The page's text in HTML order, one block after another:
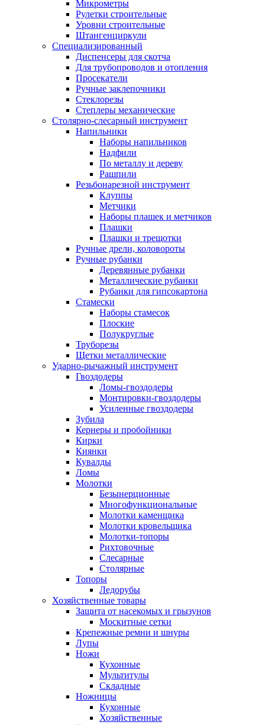
Микрометры
Рулетки строительные
Уровни строительные
Штангенциркули
Специализированный
Диспенсеры для скотча
Для трубопроводов и отопления
Просекатели
Ручные заклепочники
Стеклорезы
Степлеры механические
Столярно-слесарный инструмент
Напильники
Наборы напильников
Надфили
По металлу и дереву
Рашпили
Резьбонарезной инструмент
Клуппы
Метчики
Наборы плашек и метчиков
Плашки
Плашки и трещотки
Ручные дрели, коловороты
Ручные рубанки
Деревянные рубанки
Металлические рубанки
Рубанки для гипсокартона
Стамески
Наборы стамесок
Плоские
Полукруглые
Труборезы
Щетки металлические
Ударно-рычажный инструмент
Гвоздодеры
Ломы-гвоздодеры
Монтировки-гвоздодеры
Усиленные гвоздодеры
Зубила
Кернеры и пробойники
Кирки
Киянки
Кувалды
Ломы
Молотки
Безынерционные
Многофункциональные
Молотки каменщика
Молотки кровельщика
Молотки-топоры
Рихтовочные
Слесарные
Столярные
Топоры
Ледорубы
Хозяйственные товары
Защита от насекомых и грызунов
Москитные сетки
Крепежные ремни и шнуры
Лупы
Ножи
Кухонные
Мультитулы
Складные
Ножницы
Кухонные
Хозяйственные